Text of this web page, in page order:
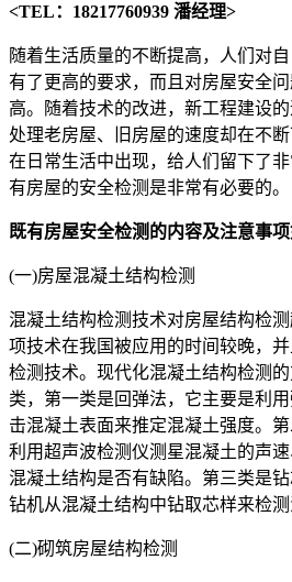
<TEL：18217760939 潘经理>
随着生活质量的不断提高，人们对
有了更高的要求，而且对房屋安全
高。随着技术的改进，新工程建设
处理老房屋、旧房屋的速度却在不
在日常生活中出现，给人们留下了
有房屋的安全检测是非常有必要的。
既有房屋安全检测的内容及注意事项
(一)房屋混凝土结构检测
混凝土结构检测技术对房屋结构检
项技术在我国被应用的时间较晚，
检测技术。现代化混凝土结构检测
类，第一类是回弹法，它主要是利
击混凝土表面来推定混凝土强度。
利用超声波检测仪测星混凝土的声
混凝土结构是否有缺陷。第三类是
钻机从混凝土结构中钻取芯样来检测
(二)砌筑房屋结构检测